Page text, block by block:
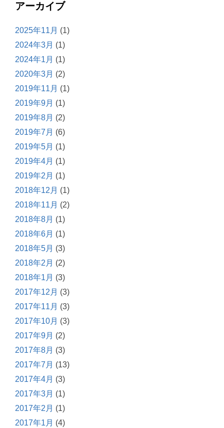
アーカイブ
2025年11月 (1)
2024年3月 (1)
2024年1月 (1)
2020年3月 (2)
2019年11月 (1)
2019年9月 (1)
2019年8月 (2)
2019年7月 (6)
2019年5月 (1)
2019年4月 (1)
2019年2月 (1)
2018年12月 (1)
2018年11月 (2)
2018年8月 (1)
2018年6月 (1)
2018年5月 (3)
2018年2月 (2)
2018年1月 (3)
2017年12月 (3)
2017年11月 (3)
2017年10月 (3)
2017年9月 (2)
2017年8月 (3)
2017年7月 (13)
2017年4月 (3)
2017年3月 (1)
2017年2月 (1)
2017年1月 (4)